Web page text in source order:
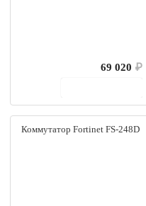
69 020 ₽
Коммутатор Fortinet FS-248D